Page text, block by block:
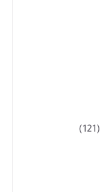
(121)